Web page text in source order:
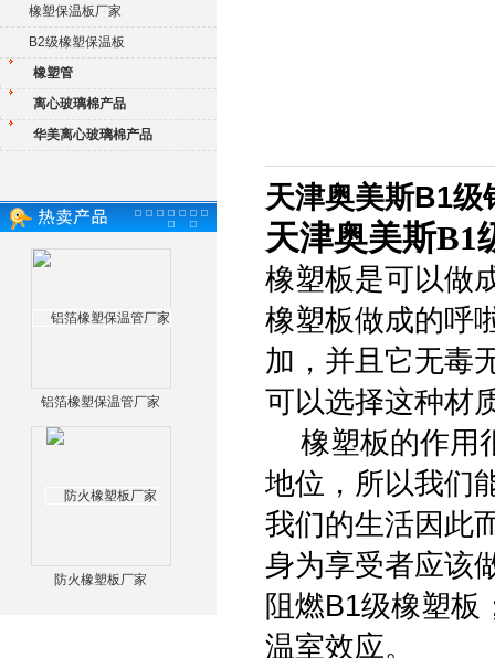
橡塑保温板厂家
B2级橡塑保温板
橡塑管
离心玻璃棉产品
华美离心玻璃棉产品
铝箔橡塑保温管厂家
防火橡塑板厂家
天津奥美斯B1级
天津奥美斯B1
橡塑板是可以做
橡塑板做成的呼
加，并且它无毒
可以选择这种材
橡塑板的作用
地位，所以我们
我们的生活因此
身为享受者应该
阻燃B1级橡塑板
温室效应。